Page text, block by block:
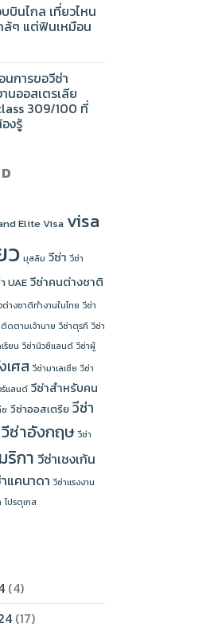
บินไกล เที่ยวไหน
ล้ๆ แต่ฟินเหมือน
การขอวีซ่า
นออสเตรเลีย
309/100 ที่
งรู้
Elite Visa visa
ว มุสลิม วีซ่า วีซ่า
UAE วีซ่าคนต่างชาติ
ต่างชาติทำงานในไทย วีซ่า
ดตามเจ้านาย วีซ่าตุรกี วีซ่า
รียน วีซ่านิวซีแลนด์ วีซ่าผู้
เศส วีซ่ามาเลเซีย วีซ่า
ร์แลนด์ วีซ่าสำหรับคน
วีซ่าออสเตรีย วีซ่า
วีซ่าอังกฤษ วีซ่า
ริกา วีซ่าเชงเก้น
แคนาดา วีซ่าแรงงาน
โปรตุเกส
(4)
(17)